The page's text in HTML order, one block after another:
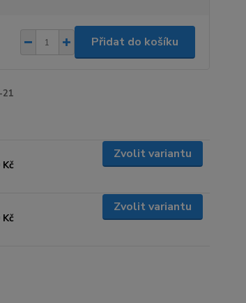
Přidat do košíku
21
Zvolit variantu
Zvolit variantu